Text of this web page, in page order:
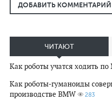
ДОБАВИТЬ КОММЕНТАРИЙ
ЧИТАЮТ
Как роботы учатся ходить
Как роботы-гуманоиды
производстве BMW
283